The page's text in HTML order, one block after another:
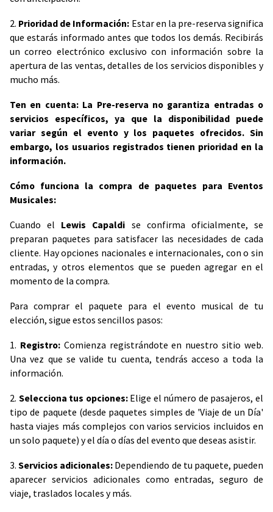
2. Prioridad de Información: Estar en la pre-reserva significa
que estarás informado antes que todos los demás. Recibirás
un correo electrónico exclusivo con información sobre la
apertura de las ventas, detalles de los servicios disponibles y
mucho más.
Ten en cuenta: La Pre-reserva no garantiza entradas o
servicios específicos, ya que la disponibilidad puede
variar según el evento y los paquetes ofrecidos. Sin
embargo, los usuarios registrados tienen prioridad en la
información.
Cómo funciona la compra de paquetes para Eventos
Musicales:
Cuando el Lewis Capaldi se confirma oficialmente, se
preparan paquetes para satisfacer las necesidades de cada
cliente. Hay opciones nacionales e internacionales, con o sin
entradas, y otros elementos que se pueden agregar en el
momento de la compra.
Para comprar el paquete para el evento musical de tu
elección, sigue estos sencillos pasos:
1. Registro:Comienza registrándote en nuestro sitio web.
Una vez que se valide tu cuenta, tendrás acceso a toda la
información.
2. Selecciona tus opciones:Elige el número de pasajeros, el
tipo de paquete (desde paquetes simples de 'Viaje de un Día'
hasta viajes más complejos con varios servicios incluidos en
un solo paquete) y el día o días del evento que deseas asistir.
3.Servicios adicionales: Dependiendo de tu paquete, pueden
aparecer servicios adicionales como entradas, seguro de
viaje, traslados locales y más.